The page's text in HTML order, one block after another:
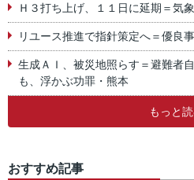
Ｈ３打ち上げ、１１日に延期＝気
リユース推進で指針策定へ＝優良
生成ＡＩ、被災地照らす＝避難者
も、浮かぶ功罪・熊本
もっと
おすすめ記事